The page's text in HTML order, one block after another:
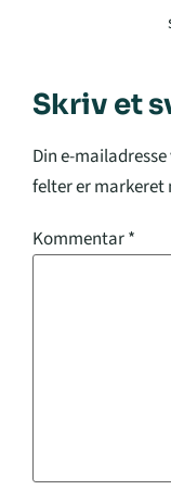
Skriv et
Din e-
felter er markeret
Kommentar*